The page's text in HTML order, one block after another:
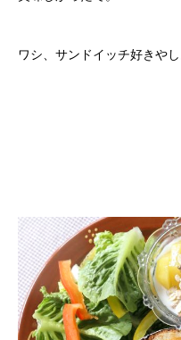
ワシ、サンドイッチ好きやし